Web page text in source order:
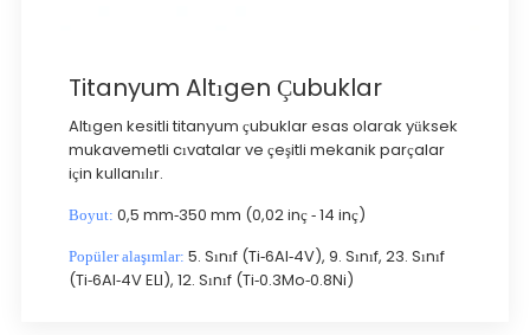
Titanyum Altıgen Çubuklar
Altıgen kesitli titanyum çubuklar esas olarak yüksek
mukavemetli cıvatalar ve çeşitli mekanik parçalar
için kullanılır.
Boyut: 0,5 mm-350 mm (0,02 inç - 14 inç)
Popüler alaşımlar: 5. Sınıf (Ti-6Al-4V), 9. Sınıf, 23. Sınıf
(Ti-6Al-4V ELI), 12. Sınıf (Ti-0.3Mo-0.8Ni)